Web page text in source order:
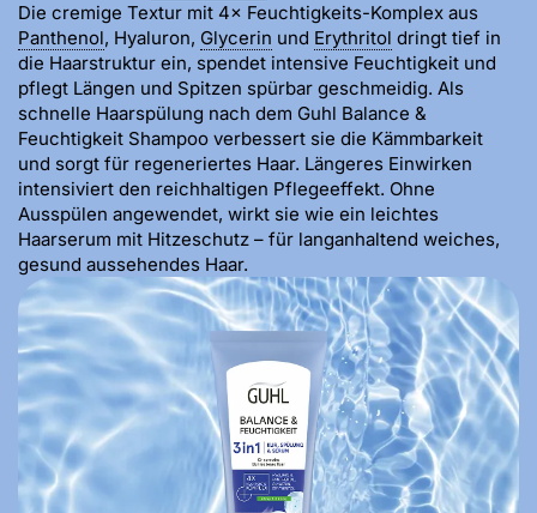
Die cremige Textur mit 4× Feuchtigkeits-Komplex aus
Panthenol, Hyaluron, Glycerin und Erythritol dringt tief in
die Haarstruktur ein, spendet intensive Feuchtigkeit und
pflegt Längen und Spitzen spürbar geschmeidig. Als
schnelle Haarspülung nach dem Guhl Balance &
Feuchtigkeit Shampoo verbessert sie die Kämmbarkeit
und sorgt für regeneriertes Haar. Längeres Einwirken
intensiviert den reichhaltigen Pflegeeffekt. Ohne
Ausspülen angewendet, wirkt sie wie ein leichtes
Haarserum mit Hitzeschutz – für langanhaltend weiches,
gesund aussehendes Haar.